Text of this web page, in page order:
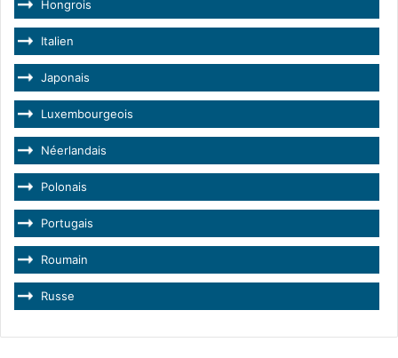
Hongrois
Italien
Japonais
Luxembourgeois
Néerlandais
Polonais
Portugais
Roumain
Russe